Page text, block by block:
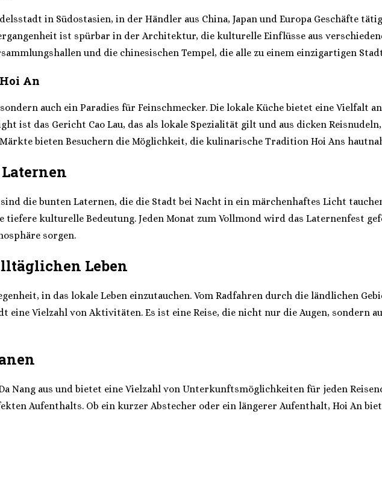
in Südostasien, in der Händler aus China, Japan und Europa Geschäfte
ist spürbar in der Architektur, die kulturelle Einflüsse aus
und die chinesischen Tempel, die alle zu einem einzigartigen
An
auch ein Paradies für Feinschmecker. Die lokale Küche bietet eine Vielfalt
ist das Gericht Cao Lau, das als lokale Spezialität gilt und aus dicken
bieten Besuchern die Möglichkeit, die kulinarische Tradition Hoi Ans
die bunten Laternen, die die Stadt bei Nacht in ein märchenhaftes Licht
tiefere kulturelle Bedeutung. Jeden Monat zum Vollmond wird das Laternenfest
sorgen.
Leben
in das lokale Leben einzutauchen. Vom Radfahren durch die ländlichen
Vielzahl von Aktivitäten. Es ist eine Reise, die nicht nur die Augen, sondern
Nang aus und bietet eine Vielzahl von Unterkunftsmöglichkeiten für jeden
Aufenthalts. Ob ein kurzer Abstecher oder ein längerer Aufenthalt, Hoi An